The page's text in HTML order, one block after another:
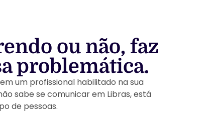
ou não, faz
problemática.
um profissional habilitado na sua
sabe se comunicar em Libras, está
de pessoas.